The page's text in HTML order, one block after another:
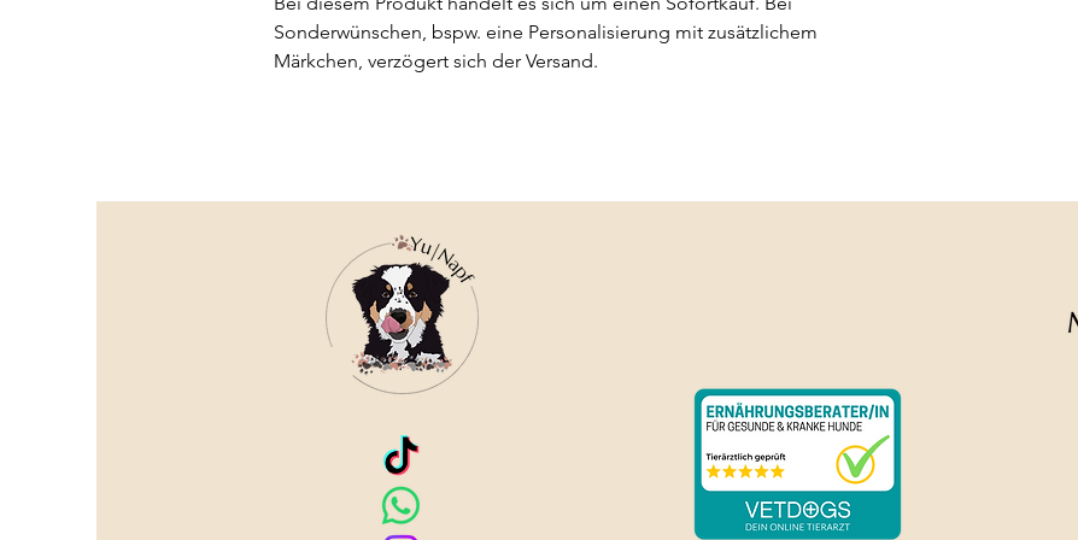
Sonderwünschen, bspw. eine Personalisierung mit zusätzlichem
Märkchen, verzögert sich der Versand.